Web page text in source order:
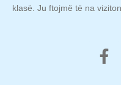
klasë. Ju ftojmë të na